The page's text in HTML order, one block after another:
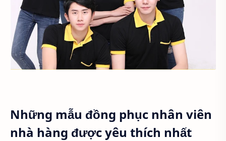
Những mẫu đồng phục nhân viên
nhà hàng được yêu thích nhất